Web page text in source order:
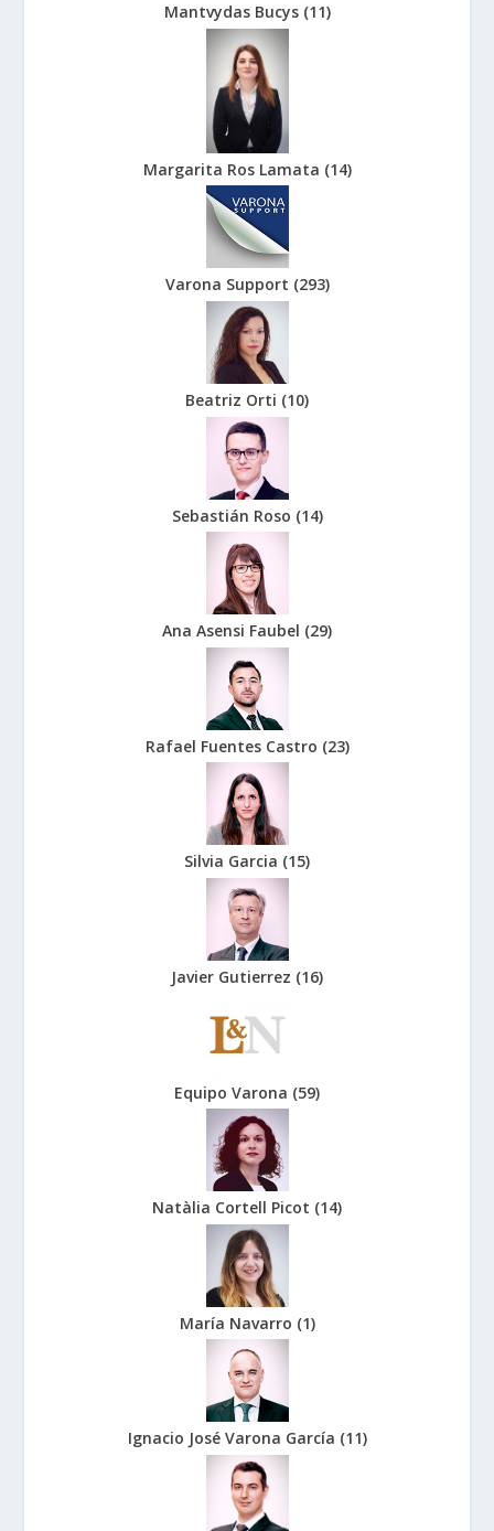
Mantvydas Bucys (11)
Margarita Ros Lamata (14)
Varona Support (293)
Beatriz Orti (10)
Sebastián Roso (14)
Ana Asensi Faubel (29)
Rafael Fuentes Castro (23)
Silvia Garcia (15)
Javier Gutierrez (16)
Equipo Varona (59)
Natàlia Cortell Picot (14)
María Navarro (1)
Ignacio José Varona García (11)